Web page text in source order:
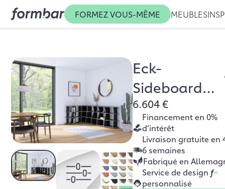
FORMEZ VOUS-MÊME MEUBLES
Eck-
Sideboard
Cornito
6.604 €
Financement en 0%
d’intérêt
Livraison gratuite en
6 semaines
Fabriqué en
Service de design f+
personnalisé